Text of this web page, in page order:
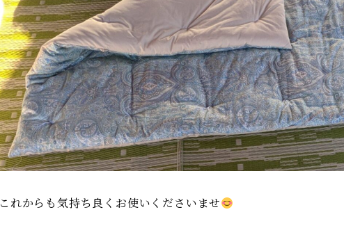
これからも気持ち良くお使いくださいませ